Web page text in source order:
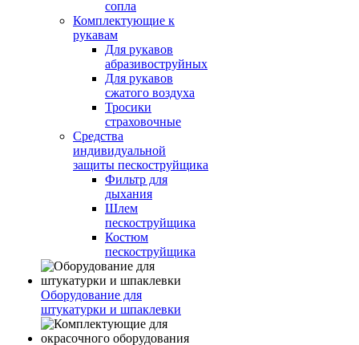
сопла
Комплектующие к
рукавам
Для рукавов
абразивоструйных
Для рукавов
сжатого воздуха
Тросики
страховочные
Средства
индивидуальной
защиты пескоструйщика
Фильтр для
дыхания
Шлем
пескоструйщика
Костюм
пескоструйщика
Оборудование для
штукатурки и шпаклевки